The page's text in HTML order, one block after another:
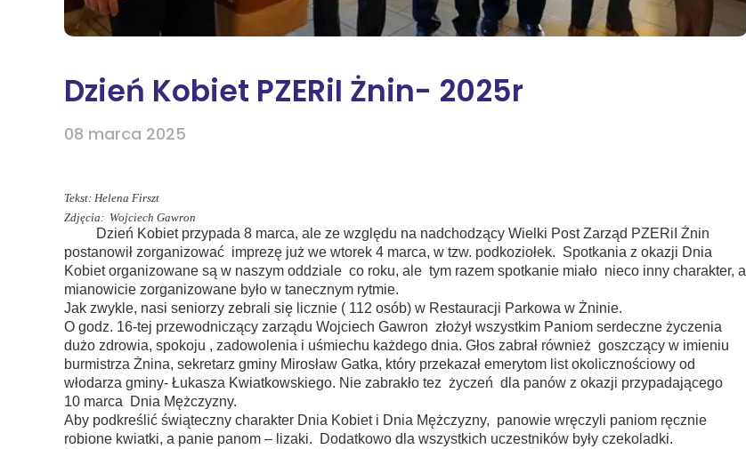
Bartodzieje
08 marca 2025
Dzień Kobiet PZERiI Żnin- 2025r
Tekst: Helena Firszt
Zdjęcia: Wojciech Gawron
Dzień Kobiet przypada 8 marca, ale ze względu na nadchodzący Wielki Post Zarząd PZERiI Żnin
postanowił zorganizować imprezę już we wtorek 4 marca, w tzw. podkoziołek. Spotkania z okazji Dnia
Kobiet organizowane są w naszym oddziale co roku, ale tym razem spotkanie miało nieco inny charakter, a
mianowicie zorganizowane było w tanecznym rytmie.
Jak zwykle, nasi seniorzy zebrali się licznie ( 112 osób) w Restauracji Parkowa w Żninie.
O godz. 16-tej przewodniczący zarządu Wojciech Gawron złożył wszystkim Paniom serdeczne życzenia
dużo zdrowia, spokoju , zadowolenia i uśmiechu każdego dnia. Głos zabrał również goszczący w imieniu
burmistrza Żnina, sekretarz gminy Mirosław Gatka, który przekazał emerytom list okolicznościowy od
włodarza gminy- Łukasza Kwiatkowskiego. Nie zabrakło tez życzeń dla panów z okazji przypadającego
10 marca Dnia Mężczyzny.
Aby podkreślić świąteczny charakter Dnia Kobiet i Dnia Mężczyzny, panowie wręczyli paniom ręcznie
robione kwiatki, a panie panom – lizaki. Dodatkowo dla wszystkich uczestników były czekoladki.